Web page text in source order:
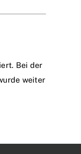
Bei der
weiter